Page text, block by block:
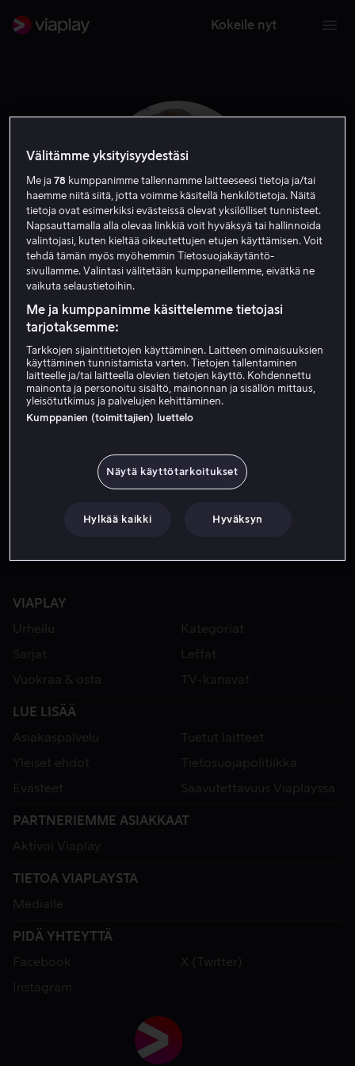
Kokeile nyt
Olatunde Osunsanmi
Tuotannonjohtaja
VIAPLAY
Urheilu
Kategoriat
Sarjat
Leffat
Vuokraa & osta
TV-kanavat
LUE LISÄÄ
Asiakaspalvelu
Tuetut laitteet
Yleiset ehdot
Tietosuojapolitiikka
Evästeet
Saavutettavuus Viaplayssa
PARTNERIEMME ASIAKKAAT
Aktivoi Viaplay
TIETOA VIAPLAYSTA
Medialle
PIDÄ YHTEYTTÄ
Facebook
X (Twitter)
Instagram
Välitämme yksityisyydestäsi
Me ja78 kumppanimme tallennamme laitteeseesi tietoja ja/tai
haemme niitä siitä, jotta voimme käsitellä henkilötietoja. Näitä
tietoja ovat esimerkiksi evästeissä olevat yksilölliset tunnisteet.
Napsauttamalla alla olevaa linkkiä voit hyväksyä tai hallinnoida
valintojasi, kuten kieltää oikeutettujen etujen käyttämisen. Voit
tehdä tämän myös myöhemmin Tietosuojakäytäntö-
sivullamme. Valintasi välitetään kumppaneillemme, eivätkä ne
vaikuta selaustietoihin.
Me ja kumppanimme käsittelemme tietojasi
tarjotaksemme:
Tarkkojen sijaintitietojen käyttäminen. Laitteen ominaisuuksien
käyttäminen tunnistamista varten. Tietojen tallentaminen
laitteelle ja/tai laitteella olevien tietojen käyttö. Kohdennettu
mainonta ja personoitu sisältö, mainonnan ja sisällön mittaus,
yleisötutkimus ja palvelujen kehittäminen.
Kumppanien (toimittajien) luettelo
Näytä käyttötarkoitukset
Hylkää kaikki Hyväksyn